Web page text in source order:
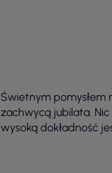
Świetnym pomysłem
zachwycą jubilata.
wysoką dokładność